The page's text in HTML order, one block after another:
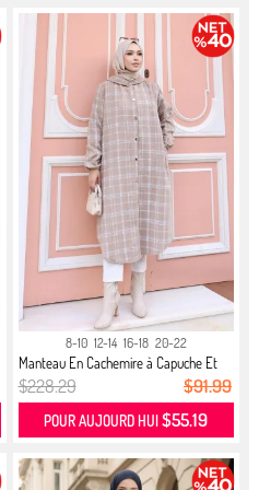
8-10 12-14 16-18 20-22
Manteau En Cachemire à Capuche Et
M...
$228.29 $91.99
POUR AUJOURD HUI$55.19